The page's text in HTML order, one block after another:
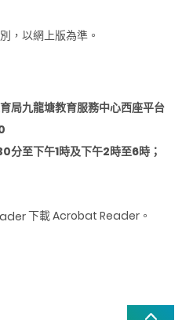
，以網上版為準。
局九龍塘教育服務中心西座平台
分至下午1時及下午2時至6時 ；
下載 Acrobat Reader。